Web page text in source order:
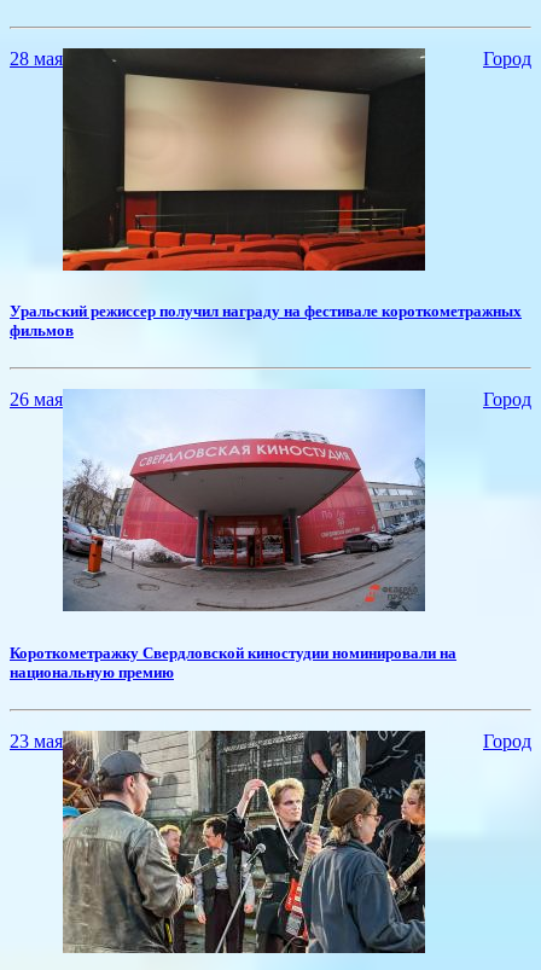
28 мая Город
Уральский режиссер получил награду на фестивале короткометражных
фильмов
26 мая Город
​Короткометражку Свердловской киностудии номинировали на
национальную премию
23 мая Город